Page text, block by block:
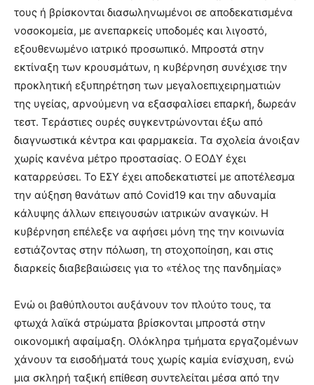
τους ή βρίσκονται διασωληνωμένοι σε αποδεκατισμένα
νοσοκομεία, με ανεπαρκείς υποδομές και λιγοστό,
εξουθενωμένο ιατρικό προσωπικό. Μπροστά στην
εκτίναξη των κρουσμάτων, η κυβέρνηση συνέχισε την
προκλητική εξυπηρέτηση των μεγαλοεπιχειρηματιών
της υγείας, αρνούμενη να εξασφαλίσει επαρκή, δωρεάν
τεστ. Τεράστιες ουρές συγκεντρώνονται έξω από
διαγνωστικά κέντρα και φαρμακεία. Τα σχολεία άνοιξαν
χωρίς κανένα μέτρο προστασίας. Ο ΕΟΔΥ έχει
καταρρεύσει. Το ΕΣΥ έχει αποδεκατιστεί με αποτέλεσμα
την αύξηση θανάτων από Covid19 και την αδυναμία
κάλυψης άλλων επειγουσών ιατρικών αναγκών. Η
κυβέρνηση επέλεξε να αφήσει μόνη της την κοινωνία
εστιάζοντας στην πόλωση, τη στοχοποίηση, και στις
διαρκείς διαβεβαιώσεις για το «τέλος της πανδημίας»
Ενώ οι βαθύπλουτοι αυξάνουν τον πλούτο τους, τα
φτωχά λαϊκά στρώματα βρίσκονται μπροστά στην
οικονομική αφαίμαξη. Ολόκληρα τμήματα εργαζομένων
χάνουν τα εισοδήματά τους χωρίς καμία ενίσχυση, ενώ
μια σκληρή ταξική επίθεση συντελείται μέσα από την